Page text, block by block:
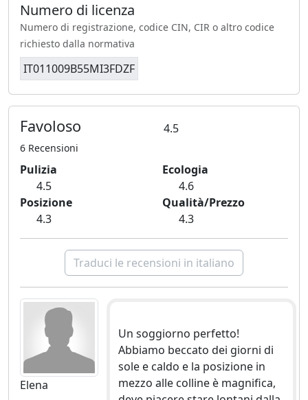
Numero di licenza
Numero di registrazione, codice CIN, CIR o altro codice
richiesto dalla normativa
IT011009B55MI3FDZF
Favoloso 4.5
6 Recensioni
Pulizia
4.5
Ecologia
4.6
Posizione
4.3
Qualità/Prezzo
4.3
Traduci le recensioni in italiano
Elena
Un soggiorno perfetto!
Abbiamo beccato dei giorni di
sole e caldo e la posizione in
mezzo alle colline è magnifica,